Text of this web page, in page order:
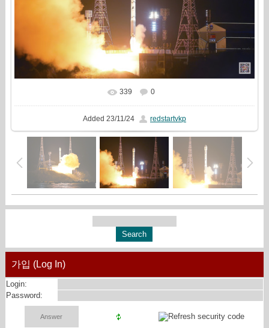
In real size 1610x871
339 0
Added 23/11/24 redstartvkp
가입 (Log In)
Login:
Password: